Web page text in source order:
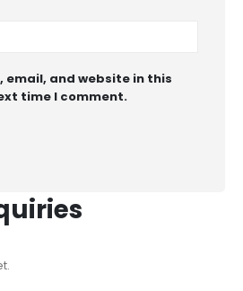
email, and website in this
time I comment.